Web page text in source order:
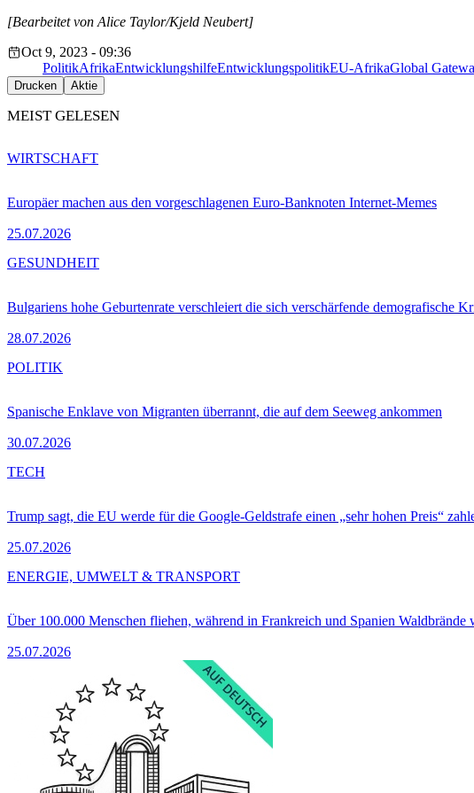
[Bearbeitet von Alice Taylor/Kjeld Neubert]
Oct 9, 2023 - 09:36
PolitikAfrikaEntwicklungshilfeEntwicklungspolitikEU-AfrikaGlobal
Drucken Aktie
MEIST GELESEN
Europäer machen aus den vorgeschlagenen Euro-Banknoten Internet-Memes
25.07.2026
WIRTSCHAFT
Bulgariens hohe Geburtenrate verschleiert die sich verschärfende demografische
28.07.2026
GESUNDHEIT
Spanische Enklave von Migranten überrannt, die auf dem Seeweg ankommen
30.07.2026
POLITIK
Trump sagt, die EU werde für die Google-Geldstrafe einen „sehr hohen Preis“
25.07.2026
TECH
Über 100.000 Menschen fliehen, während in Frankreich und Spanien Waldbrände
25.07.2026
ENERGIE, UMWELT & TRANSPORT